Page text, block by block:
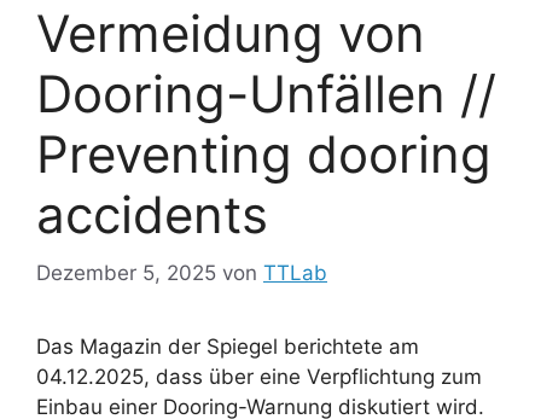
Vermeidung von
Dooring-Unfällen //
Preventing dooring
accidents
Dezember 5, 2025 von TTLab
Das Magazin der Spiegel berichtete am
04.12.2025, dass über eine Verpflichtung zum
Einbau einer Dooring-Warnung diskutiert wird.